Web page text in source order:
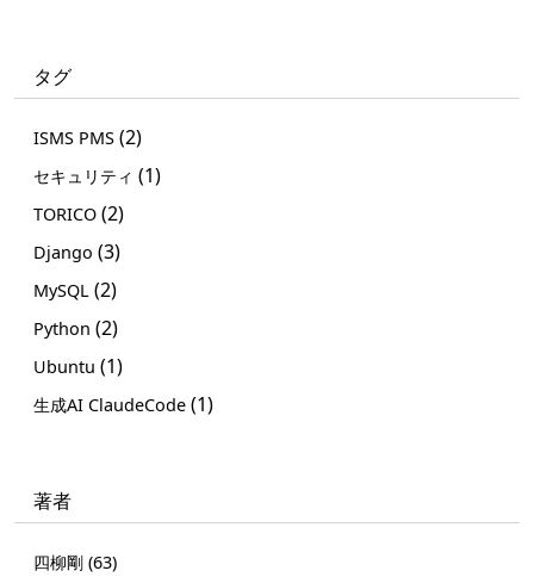
タグ
ISMS PMS (2)
セキュリティ (1)
TORICO (2)
Django (3)
MySQL (2)
Python (2)
Ubuntu (1)
生成AI ClaudeCode (1)
著者
四柳剛 (63)